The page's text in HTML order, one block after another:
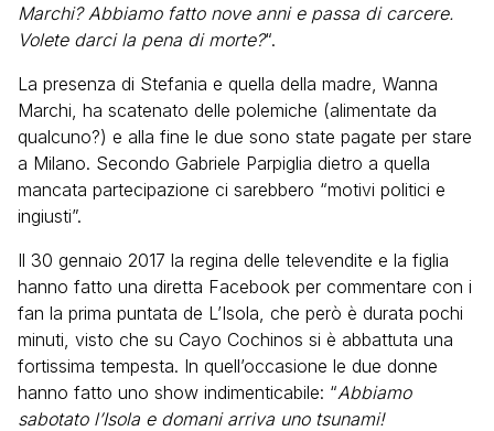
Marchi? Abbiamo fatto nove anni e passa di carcere.
Volete darci la pena di morte?“.
La presenza di Stefania e quella della madre, Wanna
Marchi, ha scatenato delle polemiche (alimentate da
qualcuno?) e alla fine le due sono state pagate per stare
a Milano. Secondo Gabriele Parpiglia dietro a quella
mancata partecipazione ci sarebbero “motivi politici e
ingiusti”.
Il 30 gennaio 2017 la regina delle televendite e la figlia
hanno fatto una diretta Facebook per commentare con i
fan la prima puntata de L’Isola, che però è durata pochi
minuti, visto che su Cayo Cochinos si è abbattuta una
fortissima tempesta. In quell’occasione le due donne
hanno fatto uno show indimenticabile: “Abbiamo
sabotato l’Isola e domani arriva uno tsunami!